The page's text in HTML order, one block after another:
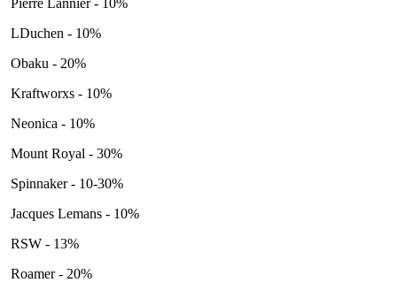
LDuchen - 10%
Obaku - 20%
Kraftworxs - 10%
Neonica - 10%
Mount Royal - 30%
Spinnaker - 10-30%
Jacques Lemans - 10%
RSW - 13%
Roamer - 20%